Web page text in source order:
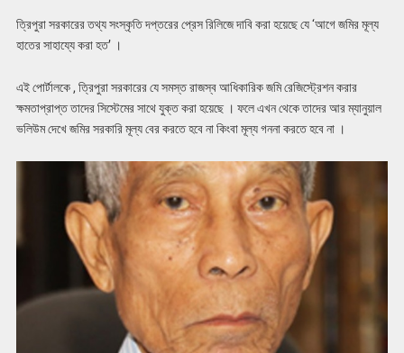
ত্রিপুরা সরকারের তথ্য সংস্কৃতি দপ্তরের প্রেস রিলিজে দাবি করা হয়েছে যে ‘আগে জমির মূল্য
হাতের সাহায্যে করা হত’ ।
এই পোর্টালকে , ত্রিপুরা সরকারের যে সমস্ত রাজস্ব আধিকারিক জমি রেজিস্ট্রেশন করার
ক্ষমতাপ্রাপ্ত তাদের সিস্টেমের সাথে যুক্ত করা হয়েছে । ফলে এখন থেকে তাদের আর ম্যানুয়াল
ভলিউম দেখে জমির সরকারি মূল্য বের করতে হবে না কিংবা মূল্য গননা করতে হবে না ।